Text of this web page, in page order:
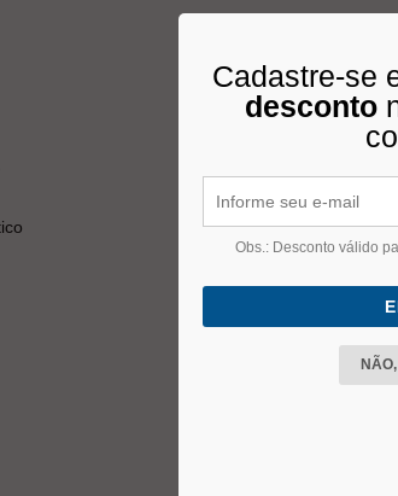
Cadastre-se
desconto
Obs.: Desconto válido